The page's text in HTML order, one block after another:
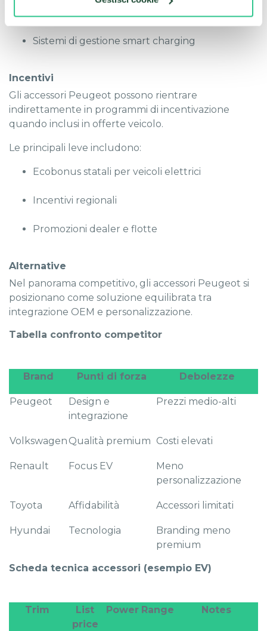
Sistemi di gestione smart charging
Incentivi
Gli accessori Peugeot possono rientrare
indirettamente in programmi di incentivazione
quando inclusi in offerte veicolo.
Le principali leve includono:
Ecobonus statali per veicoli elettrici
Incentivi regionali
Promozioni dealer e flotte
Alternative
Nel panorama competitivo, gli accessori Peugeot si
posizionano come soluzione equilibrata tra
integrazione OEM e personalizzazione.
Tabella confronto competitor
Brand Punti di forza Debolezze
Peugeot
Design e
integrazione
Prezzi medio-alti
Volkswagen Qualità premium Costi elevati
Renault Focus EV
Meno
personalizzazione
Toyota Affidabilità Accessori limitati
Hyundai Tecnologia
Branding meno
premium
Scheda tecnica accessori (esempio EV)
Trim
List
price
Power Range Notes